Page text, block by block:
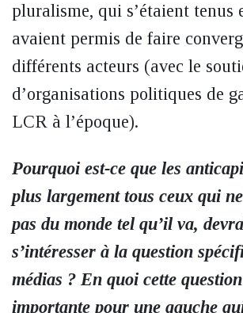
pluralisme, qui s’étaient tenus
avaient permis de faire
différents acteurs (avec le
d’organisations politiques de
LCR à l’époque).
Pourquoi est-ce que les
plus largement tous ceux qui
pas du monde tel qu’il va,
s’intéresser à la question
médias ? En quoi cette
importante pour une gauche